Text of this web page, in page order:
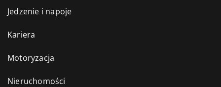
Jedzenie i napoje
Kariera
Motoryzacja
Nieruchomości